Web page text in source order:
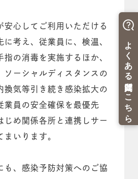
安心してご利用いただける
に考え、従業員に、検温、
指の消毒を実施するほか、
ソーシャルディスタンスの
換気等引き続き感染拡大の
業員の安全確保を最優先
じめ関係各所と連携しサー
まいります。
も、感染予防対策へのご協